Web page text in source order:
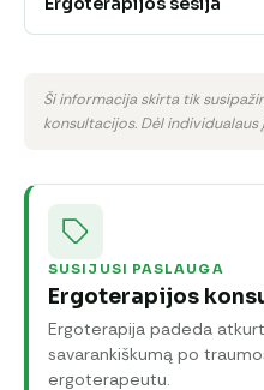
Ši informacija skirta tik
konsultacijos. Dėl
SUSIJUSI PASLAUGA
Ergoterapijos
Ergoterapija padeda
savarankiškumą po
ergoterapeutu.